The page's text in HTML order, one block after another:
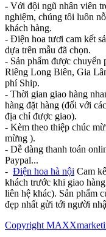
- Với đội ngũ nhân viên
nghiệm, chúng tôi luôn
khách hàng.
- Điện hoa tươi cam kết
dựa trên mẫu đã chọn.
- Sản phẩm được chuyển
Riêng Long Biên, Gia
phí Ship.
- Thời gian giao hàng
hàng đặt hàng (đối với
địa chỉ được giao).
- Kèm theo thiệp chúc
mừng ).
- Dễ dàng thanh toán
Paypal...
- Điện hoa hà nội Cam
khách trước khi giao
liên hệ khác). Sản phẩm
đẹp nhất gửi tới người
Copyright